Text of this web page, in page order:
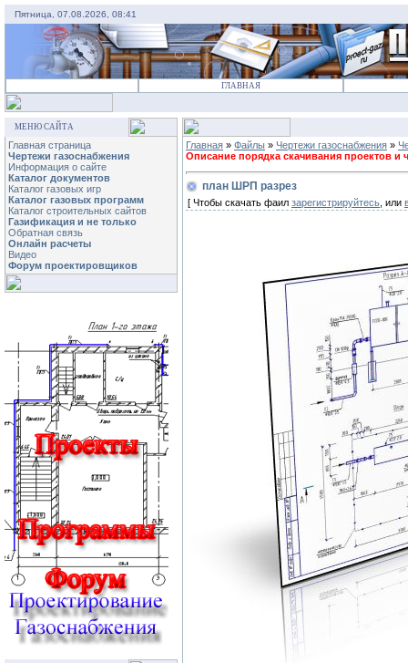
Пятница, 07.08.2026, 08:41
ГЛАВНАЯ
МЕНЮ САЙТА
Главная страница
Чертежи газоснабжения
Информация о сайте
Каталог документов
Каталог газовых игр
Каталог газовых программ
Каталог строительных сайтов
Газификация и не только
Обратная связь
Онлайн расчеты
Видео
Форум проектировщиков
Главная » Файлы » Чертежи газоснабжения »
Описание порядка скачивания проектов и
план ШРП разрез
[ Чтобы скачать фаил зарегистрируйтесь , или